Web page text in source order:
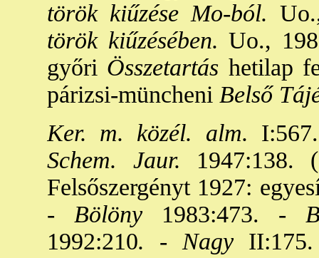
török kiűzése Mo-ból.
török kiűzésében. Uo.,
győri Összetartás hetilap
párizsi-müncheni Belső
Ker. m. közél. alm.
Schem. Jaur. 1947:138.
Felsőszergényt 1927:
- Bölöny 1983:473. -
1992:210. - Nagy